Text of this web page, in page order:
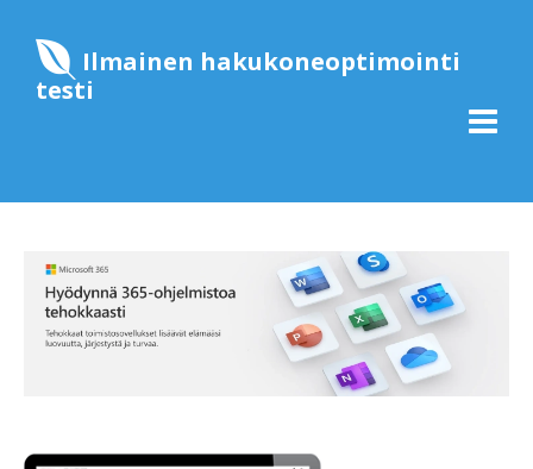
Ilmainen hakukoneoptimointi
testi